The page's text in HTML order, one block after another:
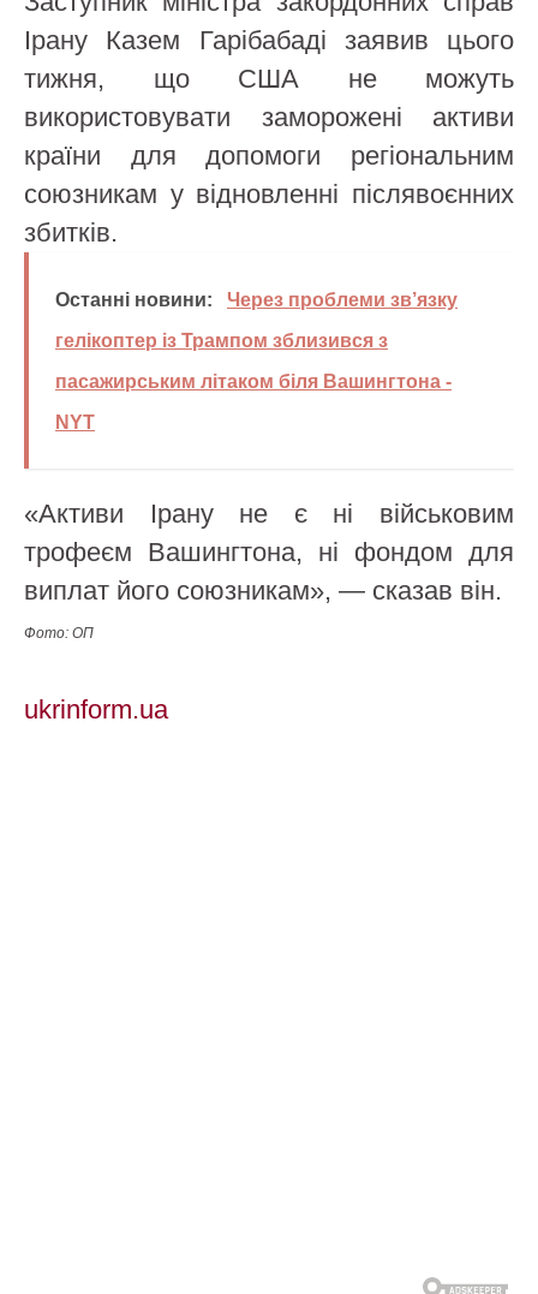
Ірану Казем Гарібабаді заявив цього
тижня, що США не можуть
використовувати заморожені активи
країни для допомоги регіональним
союзникам у відновленні післявоєнних
збитків.
Останні новини:
Через проблеми зв’язку
гелікоптер із Трампом зблизився з
пасажирським літаком біля Вашингтона -
NYT
«Активи Ірану не є ні військовим
трофеєм Вашингтона, ні фондом для
виплат його союзникам», — сказав він.
Фото: ОП
ukrinform.ua